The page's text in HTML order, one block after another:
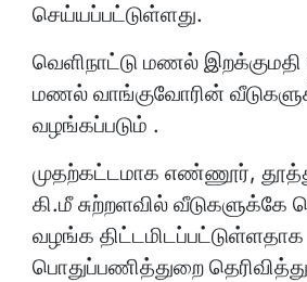
செய்யப்பட்டுள்ளது.
வெளிநாட்டு மணல் இறக்குமதி
மணல் வாங்குவோரின்
வழங்கப்படும் .
முதற்கட்டமாக எண்ணூர்,
கி.மீ சுற்றளவில்
வழங்க திட்டமிடப்பட்டுள்ளதாக
பொதுப்பணித்துறை